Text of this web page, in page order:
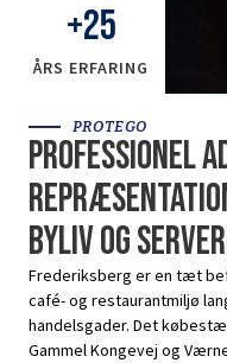
ÅRS ERFARING
+25
PROTEGO
Professionel
byliv og
Frederiksberg er en tæt
café- og restaurantmiljø
handelsgader. Det
Gammel Kongevej og